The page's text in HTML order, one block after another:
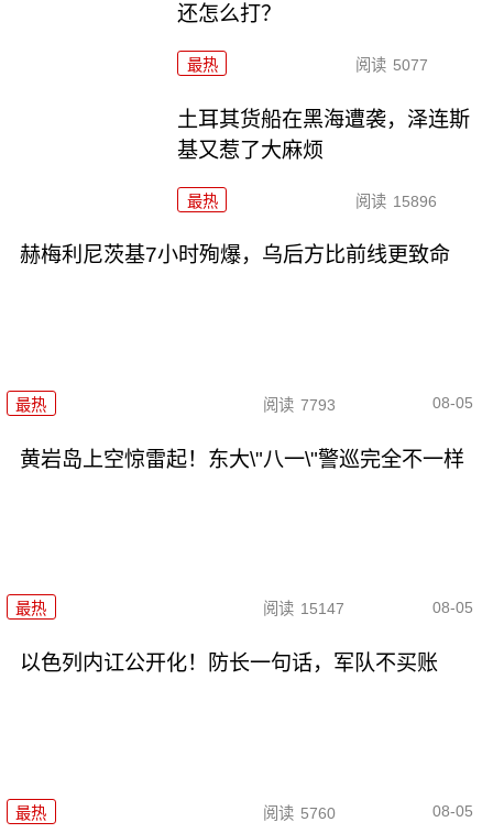
还怎么打？
最热 阅读 5077
土耳其货船在黑海遭袭，泽连斯
基又惹了大麻烦
最热 阅读 15896
赫梅利尼茨基7小时殉爆，乌后方比前线更致命
最热 阅读 7793 08-05
黄岩岛上空惊雷起！东大\"八一\"警巡完全不一样
最热 阅读 15147 08-05
以色列内讧公开化！防长一句话，军队不买账
最热 阅读 5760 08-05